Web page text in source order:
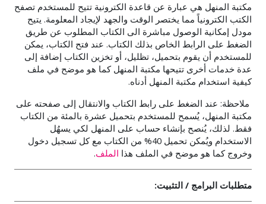
مكتبة المنهل هي عبارة عن قاعدة الكترونية تتيح للمستخدم تصفح
الكتب الكترونياً مما يختصر الوقت والجهد لإيجاد المعلومة. يتيح
مودل إمكانية الوصول مباشرة الى الكتاب المطلوب عن طريق
الضغط على الرابط الخاص بذلك الكتاب. عند فتح الكتاب، يمكن
للمستخدم أن يقوم بتحميل، تظليل، أو تخزين الكتاب إضافة إلى
عدة خدمات أخرى تتيحها مكتبة المنهل كما هو موضح في ملف
كيفية استخدام مكتبة المنهل أدناه.
ملاحظة: عند الضغط على رابط الكتاب والانتقال إلى صفحته على
مكتبة المنهل، يُسمح للمستخدم بتحميل عشرة بالمئة من الكتاب
فقط. لذلك، يُنصح بإنشاء حساب على المنهل لكي يسهُل
الاستخدام ويُمكن تحميل 40% من الكتاب مع كل تسجيل دخول
وخروج كما هو موضح في الملف هذا الملف.
متطلبات البرامج / التثبيت: